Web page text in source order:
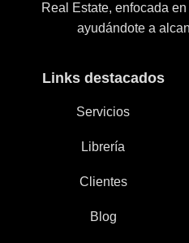
Real Estate, enfocada
ayudándote a
Links destacados
Servicios
Librería
Clientes
Blog